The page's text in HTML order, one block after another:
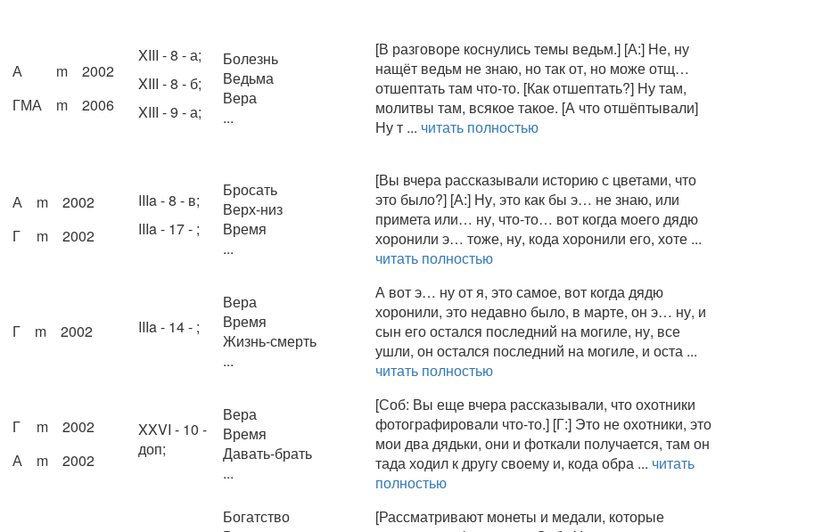
А m
2002
ГМА
m 2006
XIII - 8 - а;
XIII - 8 - б;
XIII - 9 - а;
Болезнь
Ведьма
Вера
...
[В разговоре коснулись темы ведьм.] [А:] Не, ну
нащёт ведьм не знаю, но так от, но може отщ…
отшептать там что-то. [Как отшептать?] Ну там,
молитвы там, всякое такое. [А что отшёптывали]
Ну т ... читать полностью
А m
2002
Г
m 2002
IIIa - 8 - в;
IIIa - 17 - ;
Бросать
Верх-низ
Время
...
[Вы вчера рассказывали историю с цветами, что
это было?] [А:] Ну, это как бы э… не знаю, или
примета или… ну, что-то… вот когда моего дядю
хоронили э… тоже, ну, кода хоронили его, хоте ...
читать полностью
Г m 2002 IIIa - 14 - ;
Вера
Время
Жизнь-смерть
...
А вот э… ну от я, это самое, вот когда дядю
хоронили, это недавно было, в марте, он э… ну, и
сын его остался последний на могиле, ну, все
ушли, он остался последний на могиле, и оста ...
читать полностью
Г m
2002
А
m 2002
XXVI - 10 -
доп;
Вера
Время
Давать-брать
...
[Соб: Вы еще вчера рассказывали, что охотники
фотографировали что-то.] [Г:] Это не охотники, это
мои два дядьки, они и фоткали получается, там он
тада ходил к другу своему и, кода обра ... читать
полностью
Богатство
[Рассматривают монеты и медали, которые